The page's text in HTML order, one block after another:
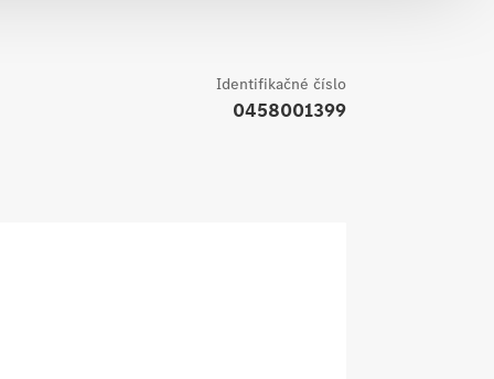
0458001399
Identifikačné číslo